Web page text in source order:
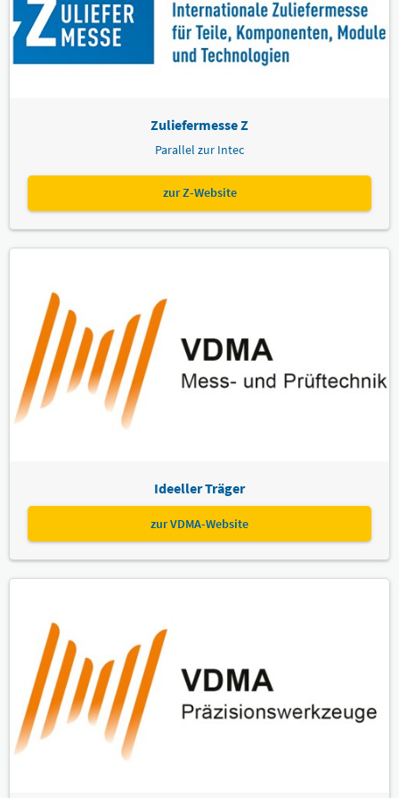
Zuliefermesse Z
Parallel zur Intec
zur Z-Website
Ideeller Träger
zur VDMA-Website